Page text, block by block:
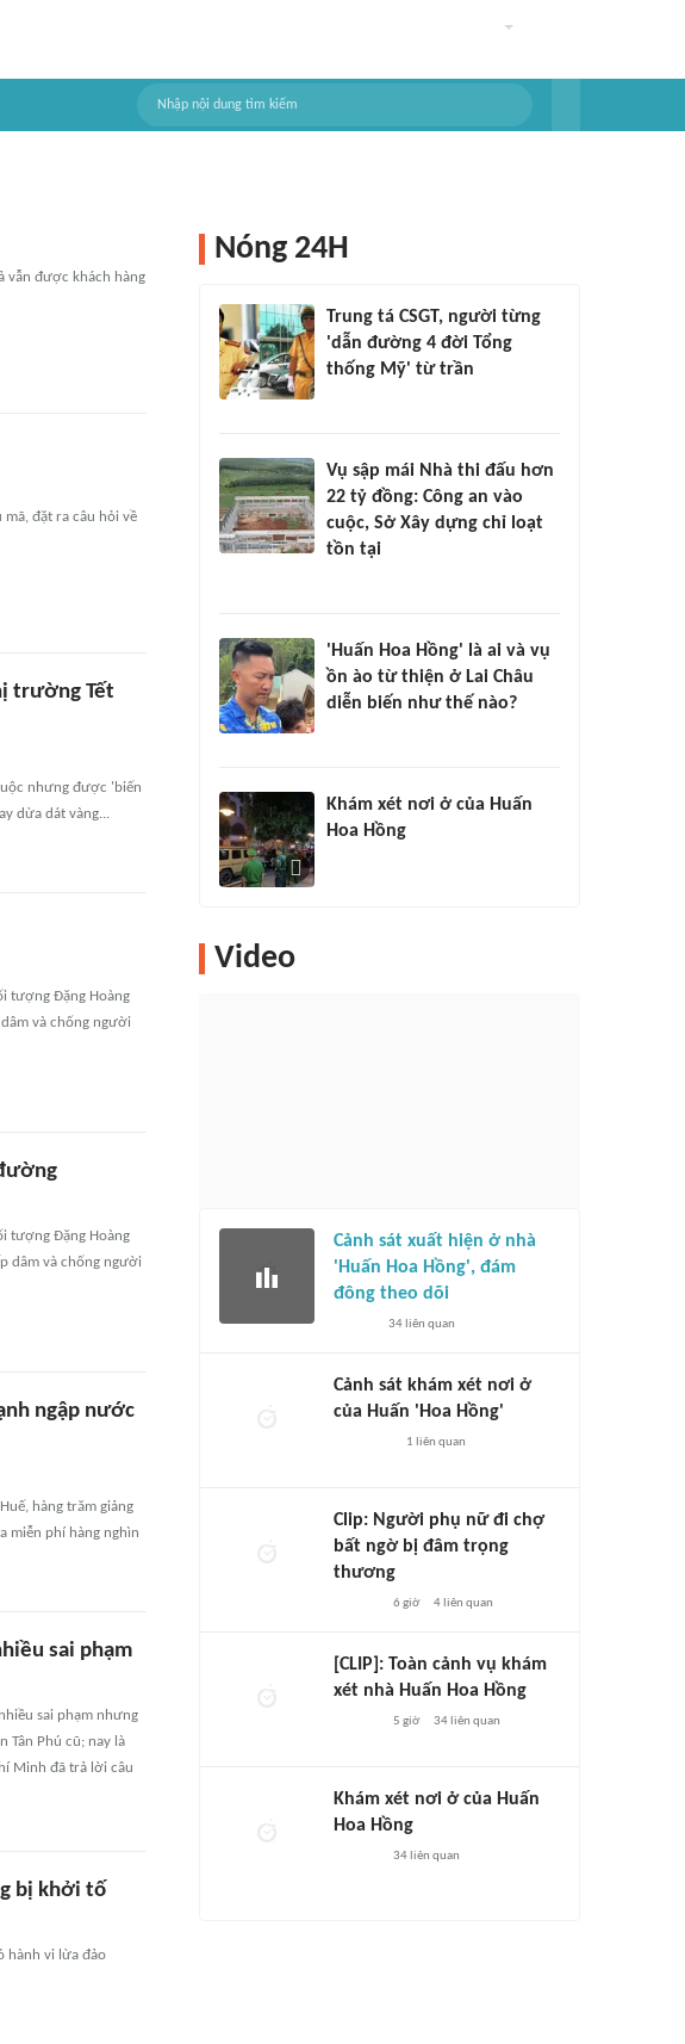
vẫn được khách hàng
đặt ra câu hỏi về
trường Tết
nhưng được 'biến
dừa dát vàng...
tượng Đặng Hoàng
và chống người
tượng Đặng Hoàng
dâm và chống người
ngập nước
hàng trăm giảng
miễn phí hàng nghìn
sai phạm
sai phạm nhưng
Tân Phú cũ; nay là
Minh đã trả lời câu
bị khởi tố
hành vi lừa đảo
Nóng 24H
Trung tá CSGT, người từng
'dẫn đường 4 đời Tổng
thống Mỹ' từ trần
Vụ sập mái Nhà thi đấu hơn
22 tỷ đồng: Công an vào
cuộc, Sở Xây dựng chỉ loạt
tồn tại
'Huấn Hoa Hồng' là ai và vụ
ồn ào từ thiện ở Lai Châu
diễn biến như thế nào?
Khám xét nơi ở của Huấn
Hoa Hồng
Video
Cảnh sát xuất hiện ở nhà
'Huấn Hoa Hồng', đám
đông theo dõi
34liên quan
Cảnh sát khám xét nơi ở
của Huấn 'Hoa Hồng'
1 liên quan
Clip: Người phụ nữ đi chợ
bất ngờ bị đâm trọng
thương
6 giờ 4liên quan
[CLIP]: Toàn cảnh vụ khám
xét nhà Huấn Hoa Hồng
5 giờ 34liên quan
Khám xét nơi ở của Huấn
Hoa Hồng
34liên quan